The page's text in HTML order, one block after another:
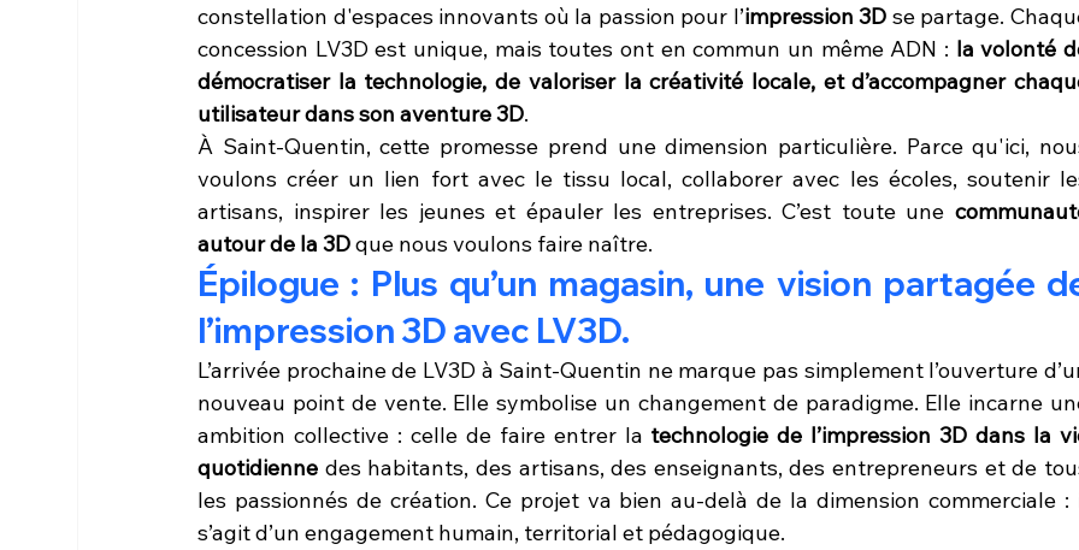
constellation d'espaces innovants où la passion pour l’impression 3D se partage.
concession LV3D est unique, mais toutes ont en commun un même ADN : la volonté
démocratiser la technologie, de valoriser la créativité locale, et d’accompagner
utilisateur dans son aventure 3D.
À Saint-Quentin, cette promesse prend une dimension particulière. Parce qu'ici,
voulons créer un lien fort avec le tissu local, collaborer avec les écoles, soutenir
artisans, inspirer les jeunes et épauler les entreprises. C’est toute une
autour de la 3D que nous voulons faire naître.
Épilogue : Plus qu’un magasin, une vision partagée
l’impression 3D avec LV3D.
L’arrivée prochaine de LV3D à Saint-Quentin ne marque pas simplement l’ouverture
nouveau point de vente. Elle symbolise un changement de paradigme. Elle incarne
ambition collective : celle de faire entrer la technologie de l’impression 3D dans la
quotidienne des habitants, des artisans, des enseignants, des entrepreneurs et de
les passionnés de création. Ce projet va bien au-delà de la dimension commerciale :
s’agit d’un engagement humain, territorial et pédagogique.